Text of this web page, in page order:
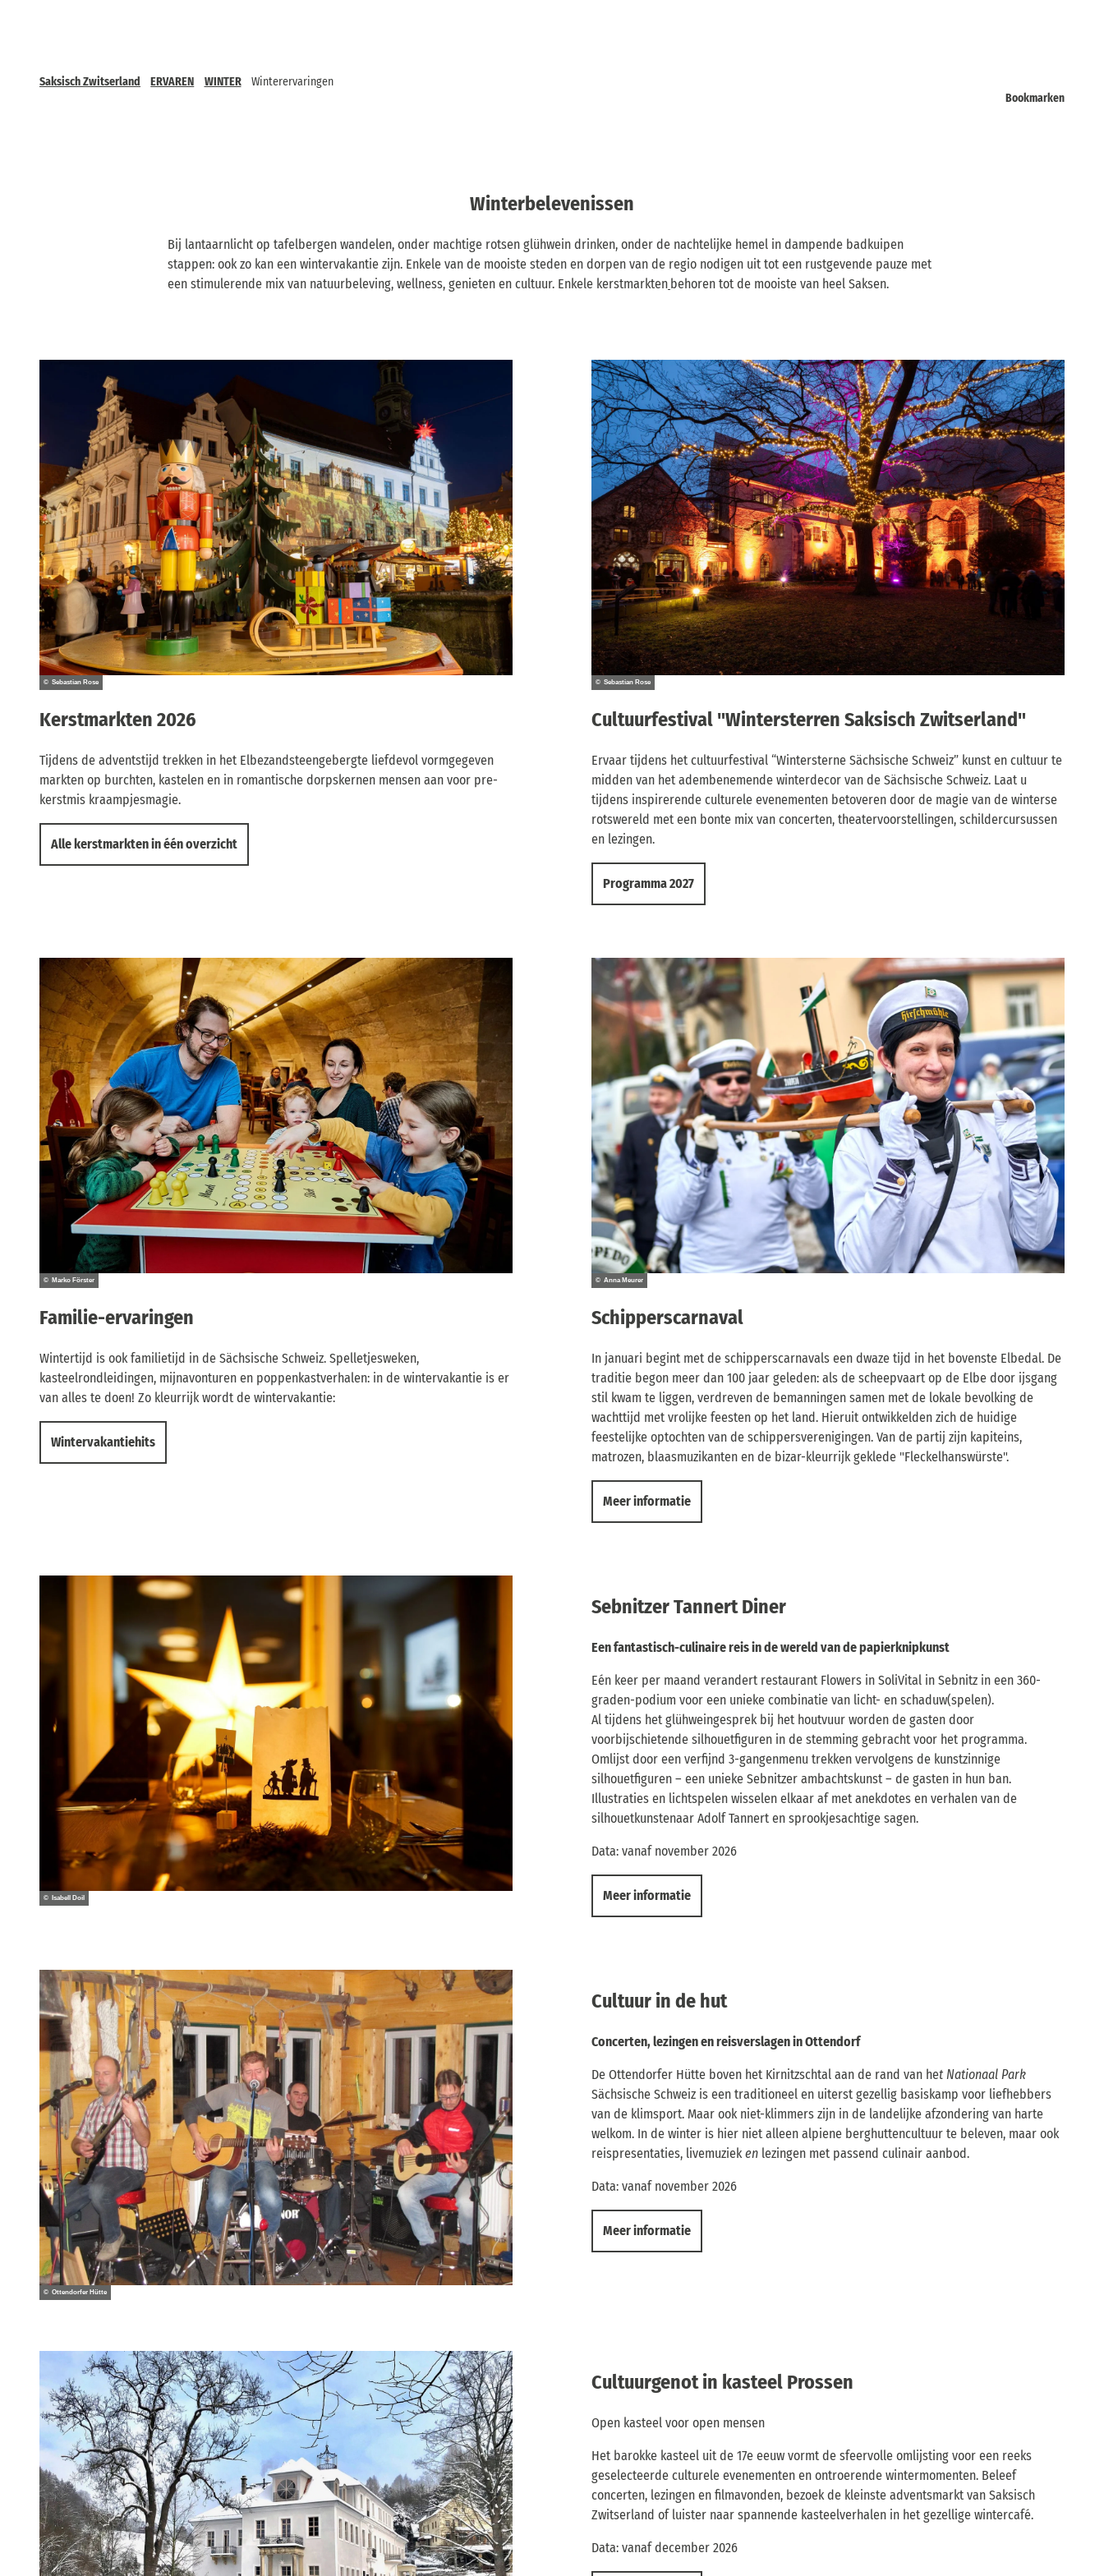
Saksisch Zwitserland ERVAREN WINTER
Winterervaringen
Bookmarken
Winterbelevenissen
Bij lantaarnlicht op tafelbergen wandelen, onder machtige rotsen glühwein drinken, onder de nachtelijke hemel in dampende badkuipen
stappen: ook zo kan een wintervakantie zijn. Enkele van de mooiste steden en dorpen van de regio nodigen uit tot een rustgevende pauze met
een stimulerende mix van natuurbeleving, wellness, genieten en cultuur. Enkele kerstmarkten behoren tot de mooiste van heel Saksen.
© Sebastian Rose
Kerstmarkten 2026
Tijdens de adventstijd trekken in het Elbezandsteengebergte liefdevol vormgegeven
markten op burchten, kastelen en in romantische dorpskernen mensen aan voor pre-
kerstmis kraampjesmagie.
Alle kerstmarkten in één overzicht
© Sebastian Rose
Cultuurfestival "Wintersterren Saksisch Zwitserland"
Ervaar tijdens het cultuurfestival “Wintersterne Sächsische Schweiz” kunst en cultuur te
midden van het adembenemende winterdecor van de Sächsische Schweiz. Laat u
tijdens inspirerende culturele evenementen betoveren door de magie van de winterse
rotswereld met een bonte mix van concerten, theatervoorstellingen, schildercursussen
en lezingen.
Programma 2027
© Marko Förster
Familie-ervaringen
Wintertijd is ook familietijd in de Sächsische Schweiz. Spelletjesweken,
kasteelrondleidingen, mijnavonturen en poppenkastverhalen: in de wintervakantie is er
van alles te doen! Zo kleurrijk wordt de wintervakantie:
Wintervakantiehits
© Anna Meurer
Schipperscarnaval
In januari begint met de schipperscarnavals een dwaze tijd in het bovenste Elbedal. De
traditie begon meer dan 100 jaar geleden: als de scheepvaart op de Elbe door ijsgang
stil kwam te liggen, verdreven de bemanningen samen met de lokale bevolking de
wachttijd met vrolijke feesten op het land. Hieruit ontwikkelden zich de huidige
feestelijke optochten van de schippersverenigingen. Van de partij zijn kapiteins,
matrozen, blaasmuzikanten en de bizar-kleurrijk geklede "Fleckelhanswürste".
Meer informatie
© Isabell Doil
Sebnitzer Tannert Diner
Een fantastisch-culinaire reis in de wereld van de papierknipkunst
Eén keer per maand verandert restaurant Flowers in SoliVital in Sebnitz in een 360-
graden-podium voor een unieke combinatie van licht- en schaduw(spelen).
Al tijdens het glühweingesprek bij het houtvuur worden de gasten door
voorbijschietende silhouetfiguren in de stemming gebracht voor het programma.
Omlijst door een verfijnd 3-gangenmenu trekken vervolgens de kunstzinnige
silhouetfiguren – een unieke Sebnitzer ambachtskunst – de gasten in hun ban.
Illustraties en lichtspelen wisselen elkaar af met anekdotes en verhalen van de
silhouetkunstenaar Adolf Tannert en sprookjesachtige sagen.
Data: vanaf november 2026
Meer informatie
© Ottendorfer Hütte
Cultuur in de hut
Concerten, lezingen en reisverslagen in Ottendorf
De Ottendorfer Hütte boven het Kirnitzschtal aan de rand van het Nationaal Park
Sächsische Schweiz is een traditioneel en uiterst gezellig basiskamp voor liefhebbers
van de klimsport. Maar ook niet-klimmers zijn in de landelijke afzondering van harte
welkom. In de winter is hier niet alleen alpiene berghuttencultuur te beleven, maar ook
reispresentaties, livemuziek en lezingen met passend culinair aanbod.
Data: vanaf november 2026
Meer informatie
Cultuurgenot in kasteel Prossen
Open kasteel voor open mensen
Het barokke kasteel uit de 17e eeuw vormt de sfeervolle omlijsting voor een reeks
geselecteerde culturele evenementen en ontroerende wintermomenten. Beleef
concerten, lezingen en filmavonden, bezoek de kleinste adventsmarkt van Saksisch
Zwitserland of luister naar spannende kasteelverhalen in het gezellige wintercafé.
Data: vanaf december 2026